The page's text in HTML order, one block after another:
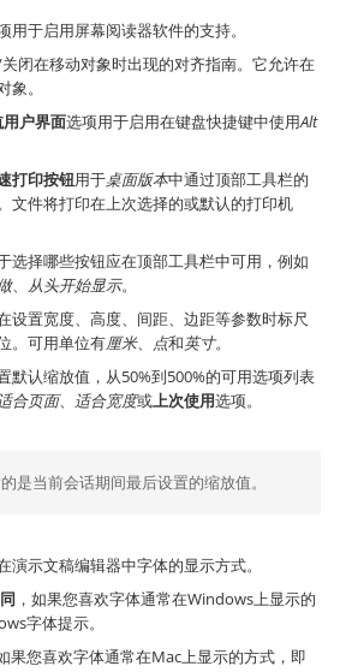
用于启用屏幕阅读器软件的支持。
闭在移动对象时出现的对齐指南。它允许在
。
户界面选项用于启用在键盘快捷键中使用Alt
打印按钮用于桌面版本中通过顶部工具栏的
文件将打印在上次选择的或默认的打印机
选择哪些按钮应在顶部工具栏中可用，例如
、 从头开始显示。
设置宽度、高度、间距、边距等参数时标尺
。可用单位有厘米、 点和英寸。
默认缩放值，从50%到500%的可用选项列表
合页面、 适合宽度或上次使用选项。
是当前会话期间最后设置的缩放值。
演示文稿编辑器中字体的显示方式。
，如果您喜欢字体通常在Windows上显示的
字体提示。
果您喜欢字体通常在Mac上显示的方式，即